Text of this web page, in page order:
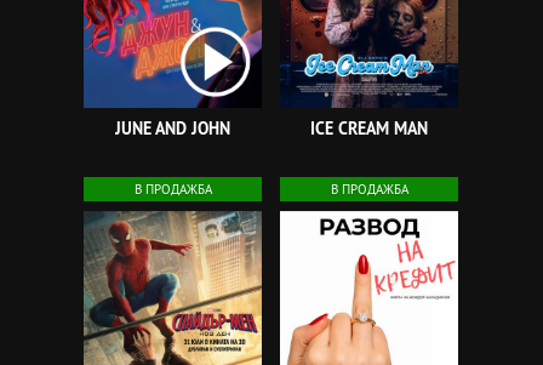
JUNE AND JOHN ICE CREAM MAN
В ПРОДАЖБА В ПРОДАЖБА